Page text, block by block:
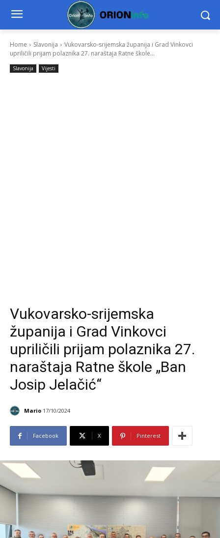
Home Slavonija
Vukovarsko-srijemska županija i Grad Vinkovci
upriličili prijam polaznika 27. naraštaja Ratne škole...
Slavonija Vijesti
Vukovarsko-srijemska
županija i Grad Vinkovci
upriličili prijam polaznika 27.
naraštaja Ratne škole „Ban
Josip Jelačić“
Mario 17/10/2024
Facebook X Pinterest